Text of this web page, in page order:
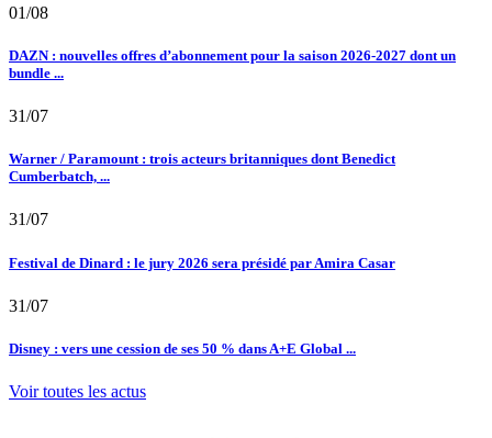
01/08
DAZN : nouvelles offres d’abonnement pour la saison 2026-2027 dont un
bundle ...
31/07
Warner / Paramount : trois acteurs britanniques dont Benedict
Cumberbatch, ...
31/07
Festival de Dinard : le jury 2026 sera présidé par Amira Casar
31/07
Disney : vers une cession de ses 50 % dans A+E Global ...
Voir toutes les actus